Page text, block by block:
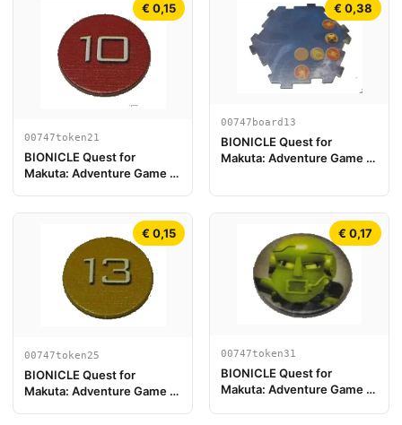
€ 0,15
00747token21
BIONICLE Quest for
Makuta: Adventure Game -
€ 0,38
00747board13
BIONICLE Quest for
Makuta: Adventure Game -
€ 0,15
00747token25
BIONICLE Quest for
Makuta: Adventure Game -
€ 0,17
00747token31
BIONICLE Quest for
Makuta: Adventure Game -